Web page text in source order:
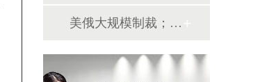
美俄大规模制裁；欧元区刺激不变；黎巴嫩外汇危机...